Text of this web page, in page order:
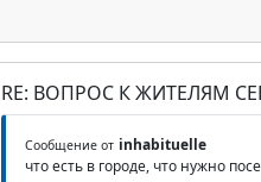
RE: ВОПРОС К ЖИТЕЛЯМ
Сообщение от inhabituelle
что есть в городе, что нужно